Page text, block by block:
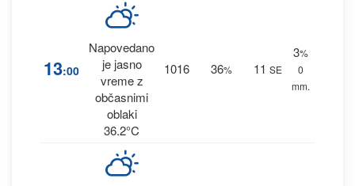
13:00
Napovedano
je jasno
vreme z
občasnimi
oblaki
36.2°C
1016 36% 11 SE
3%
0
mm.